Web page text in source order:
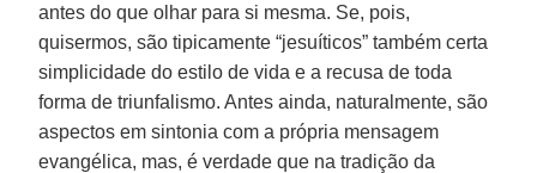
antes do que olhar para si mesma. Se, pois,
quisermos, são tipicamente “jesuíticos” também certa
simplicidade do estilo de vida e a recusa de toda
forma de triunfalismo. Antes ainda, naturalmente, são
aspectos em sintonia com a própria mensagem
evangélica, mas, é verdade que na tradição da